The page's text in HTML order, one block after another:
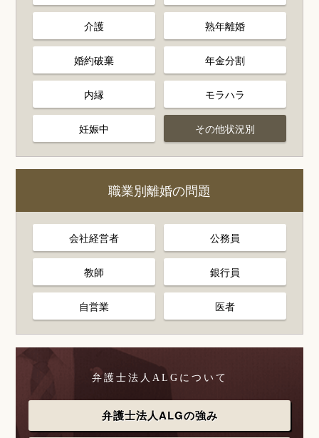
介護 熟年離婚
婚約破棄 年金分割
内縁 モラハラ
妊娠中 その他状況別
職業別離婚の問題
会社経営者 公務員
教師 銀行員
自営業 医者
弁護士法人ALGについて
弁護士法人ALGの強み